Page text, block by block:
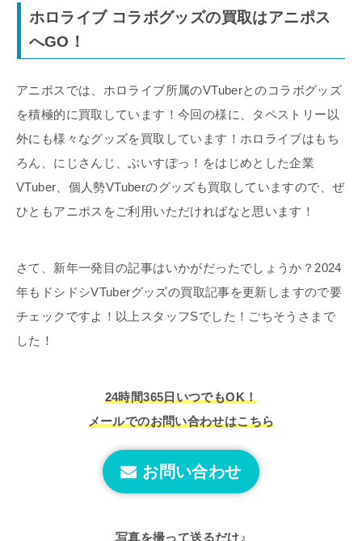
ホロライブ コラボグッズの買取はアニポス
へGO！
アニポスでは、ホロライブ所属のVTuberとのコラボグッズ
を積極的に買取しています！今回の様に、タペストリー以
外にも様々なグッズを買取しています！ホロライブはもち
ろん、にじさんじ、ぶいすぽっ！をはじめとした企業
VTuber、個人勢VTuberのグッズも買取していますので、ぜ
ひともアニポスをご利用いただければなと思います！
さて、新年一発目の記事はいかがだったでしょうか？2024
年もドシドシVTuberグッズの買取記事を更新しますので要
チェックですよ！以上スタッフSでした！ごちそうさまで
した！
24時間365日いつでもOK！
メールでのお問い合わせはこちら
お問い合わせ
写真を撮って送るだけ♪